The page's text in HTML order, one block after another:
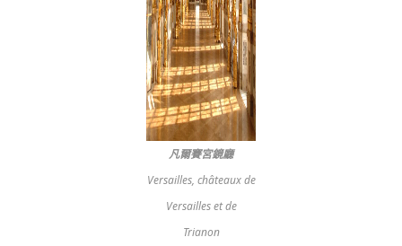
凡爾賽宮鏡廳
Versailles, châteaux de
Versailles et de
Trianon